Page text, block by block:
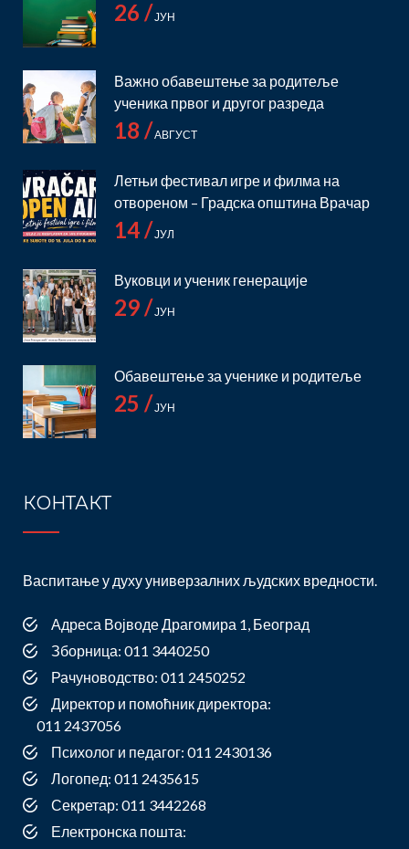
26 /ЈУН
Важно обавештење за родитеље
ученика првог и другог разреда
18 /АВГУСТ
Летњи фестивал игре и филма на
отвореном – Градска општина Врачар
14 /ЈУЛ
Вуковци и ученик генерације
29 /ЈУН
Обавештење за ученике и родитеље
25 /ЈУН
КОНТАКТ
Васпитање у духу универзалних људских вредности.
Адреса Војводе Драгомира 1, Београд
Зборница: 011 3440250
Рачуноводство: 011 2450252
Директор и помоћник директора:
011 2437056
Психолог и педагог: 011 2430136
Логопед: 011 2435615
Секретар: 011 3442268
Електронска пошта: